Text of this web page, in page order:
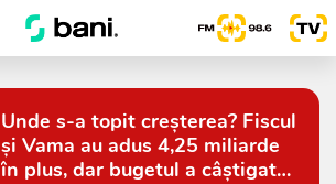
Unde s-a topit creșterea? Fiscul
și Vama au adus 4,25 miliarde
în plus, dar bugetul a câștigat